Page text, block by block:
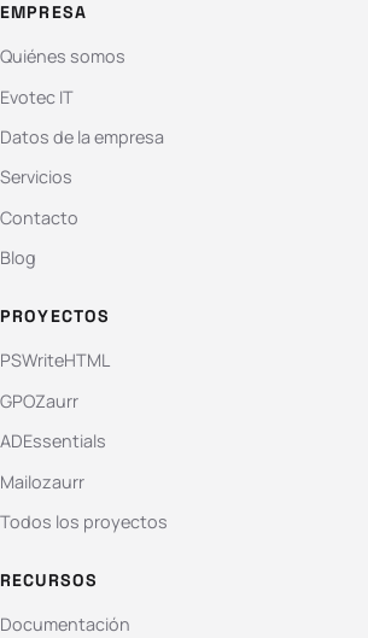
EMPRESA
Quiénes somos
Evotec IT
Datos de la empresa
Servicios
Contacto
Blog
PROYECTOS
PSWriteHTML
GPOZaurr
ADEssentials
Mailozaurr
Todos los proyectos
RECURSOS
Documentación